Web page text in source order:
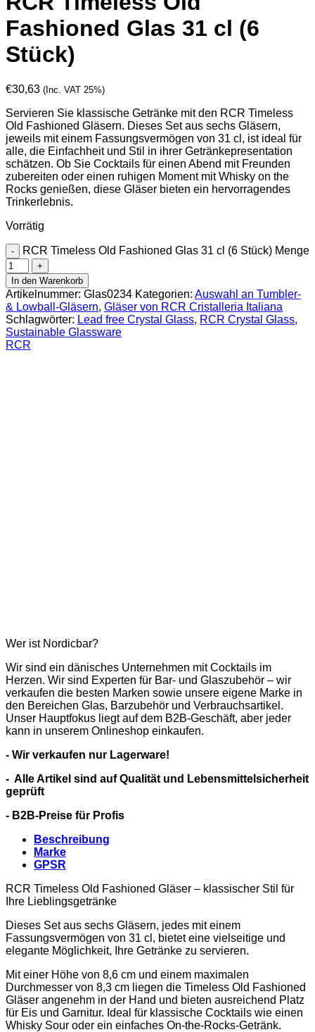
Fashioned Glas 31 cl (6
Stück)
€30,63 (Inc. VAT 25%)
Servieren Sie klassische Getränke mit den RCR Timeless
Old Fashioned Gläsern. Dieses Set aus sechs Gläsern,
jeweils mit einem Fassungsvermögen von 31 cl, ist ideal für
alle, die Einfachheit und Stil in ihrer Getränkepresentation
schätzen. Ob Sie Cocktails für einen Abend mit Freunden
zubereiten oder einen ruhigen Moment mit Whisky on the
Rocks genießen, diese Gläser bieten ein hervorragendes
Trinkerlebnis.
Vorrätig
RCR Timeless Old Fashioned Glas 31 cl (6 Stück) Menge
In den Warenkorb
Artikelnummer: Glas0234 Kategorien: Auswahl an Tumbler-
& Lowball-Gläsern, Gläser von RCR Cristalleria Italiana
Schlagwörter: Lead free Crystal Glass, RCR Crystal Glass,
Sustainable Glassware
RCR
Wer ist Nordicbar?
Wir sind ein dänisches Unternehmen mit Cocktails im
Herzen. Wir sind Experten für Bar- und Glaszubehör – wir
verkaufen die besten Marken sowie unsere eigene Marke in
den Bereichen Glas, Barzubehör und Verbrauchsartikel.
Unser Hauptfokus liegt auf dem B2B-Geschäft, aber jeder
kann in unserem Onlineshop einkaufen.
- Wir verkaufen nur Lagerware!
- Alle Artikel sind auf Qualität und Lebensmittelsicherheit
geprüft
- B2B-Preise für Profis
Beschreibung
Marke
GPSR
RCR Timeless Old Fashioned Gläser – klassischer Stil für
Ihre Lieblingsgetränke
Dieses Set aus sechs Gläsern, jedes mit einem
Fassungsvermögen von 31 cl, bietet eine vielseitige und
elegante Möglichkeit, Ihre Getränke zu servieren.
Mit einer Höhe von 8,6 cm und einem maximalen
Durchmesser von 8,3 cm liegen die Timeless Old Fashioned
Gläser angenehm in der Hand und bieten ausreichend Platz
für Eis und Garnitur. Ideal für klassische Cocktails wie einen
Whisky Sour oder ein einfaches On-the-Rocks-Getränk.